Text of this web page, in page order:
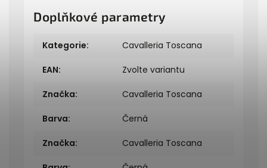
Doplňkové parametry
Kategorie: Cavalleria Toscana
EAN: Zvolte variantu
Značka: Cavalleria Toscana
Barva: Černá
Značka: Cavalleria Toscana